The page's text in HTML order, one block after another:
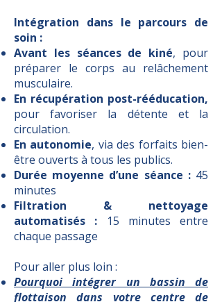
Intégration dans le parcours de
soin :
Avant les séances de kiné, pour
préparer le corps au relâchement
musculaire.
En récupération post-rééducation,
pour favoriser la détente et la
circulation.
En autonomie, via des forfaits bien-
être ouverts à tous les publics.
Durée moyenne d’une séance :45
minutes
Filtration & nettoyage
automatisés :
15 minutes entre
chaque passage
Pour aller plus loin :
Pourquoi intégrer un bassin de
flottaison dans votre centre de